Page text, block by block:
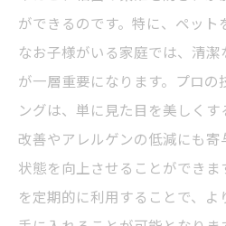
ができるのです。特に、ペット
なお子様がいる家庭では、清
が一層重要になります。プロの
ングは、単に見た目を美しく
改善やアレルゲンの低減にも
状態を向上させることができ
を定期的に利用することで、